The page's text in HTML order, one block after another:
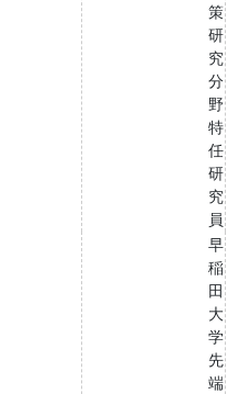
策
研
究
分
野
特
任
研
究
員
早
稲
田
大
学
先
端